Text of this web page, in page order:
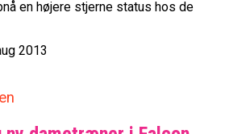
Skal Spille Champions
Nærmer Sig Comeback
Skade
To Missede Ulm-Matchbolde
Til Sverige
Lars Og Torben Som
en højere stjerne status hos de
2013